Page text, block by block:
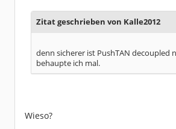
Zitat geschrieben von Kalle2012
denn sicherer ist PushTAN decoupled
behaupte ich mal.
Wieso?